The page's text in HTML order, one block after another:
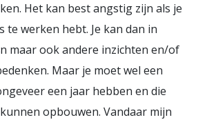
Het kan best angstig zijn als je
te werken hebt. Je kan dan in
maar ook andere inzichten en/of
Maar je moet wel een
een jaar hebben en die
opbouwen. Vandaar mijn